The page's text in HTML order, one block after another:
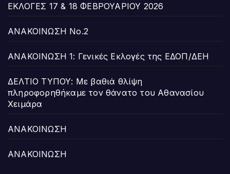
ΕΚΛΟΓΕΣ 17 & 18 ΦΕΒΡΟΥΑΡΙΟΥ 2026
ΑΝΑΚΟΙΝΩΣΗ Νο.2
ΑΝΑΚΟΙΝΩΣΗ 1: Γενικές Εκλογές της ΕΔΟΠ/ΔΕΗ
ΔΕΛΤΙΟ ΤΥΠΟΥ: Με βαθιά θλίψη
πληροφορηθήκαμε τον θάνατο του Αθανασίου
Χειμάρα
ΑΝΑΚΟΙΝΩΣΗ
ΑΝΑΚΟΙΝΩΣΗ